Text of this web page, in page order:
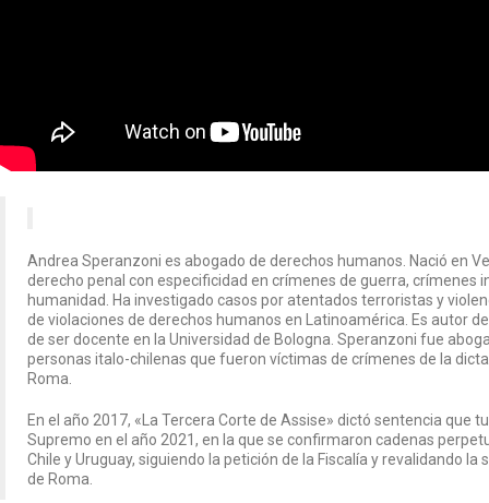
Andrea Speranzoni es abogado de derechos humanos. Nació en
derecho penal con especificidad en crímenes de guerra, crímenes
humanidad. Ha investigado casos por atentados terroristas y
de violaciones de derechos humanos en Latinoamérica. Es autor
de ser docente en la Universidad de Bologna. Speranzoni fue
personas italo-chilenas que fueron víctimas de crímenes de la
Roma.
En el año 2017, «La Tercera Corte de Assise» dictó sentencia que
Supremo en el año 2021, en la que se confirmaron cadenas
Chile y Uruguay, siguiendo la petición de la Fiscalía y revalidando
de Roma.